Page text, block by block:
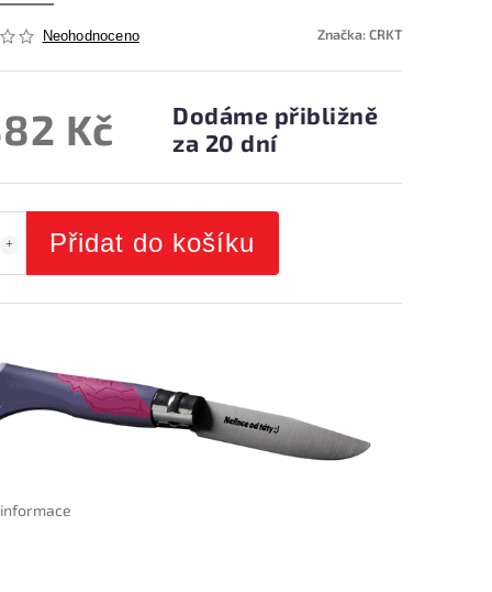
Neohodnoceno Značka:CRKT
Kč
Dodáme přibližně
za 20 dní
Přidat do košíku